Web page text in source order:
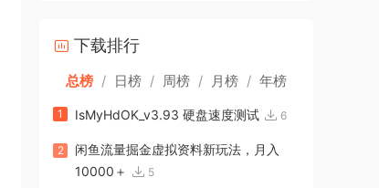
下载排行
总榜 / 日榜 / 周榜 / 月榜 / 年榜
1 IsMyHdOK_v3.93 硬盘速度测试 6
2
闲鱼流量掘金虚拟资料新玩法，月入
10000＋
5